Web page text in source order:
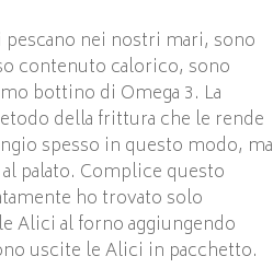
nei nostri mari, sono
contenuto calorico, sono
bottino di Omega 3. La
della frittura che le rende
spesso in questo modo, ma
palato. Complice questo
ho trovato solo
Alici al forno aggiungendo
uscite le Alici in pacchetto.